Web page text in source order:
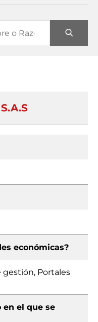
económicas?
Portales
en el que se